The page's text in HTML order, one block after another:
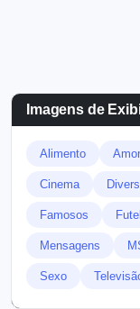
Imagens de
Alimento Amor
Cinema
Famosos
Mensagens
Sexo